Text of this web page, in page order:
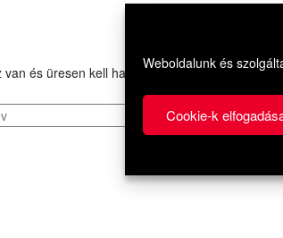
Weboldalunk és
Cookie-k
és üresen kell hagyni.